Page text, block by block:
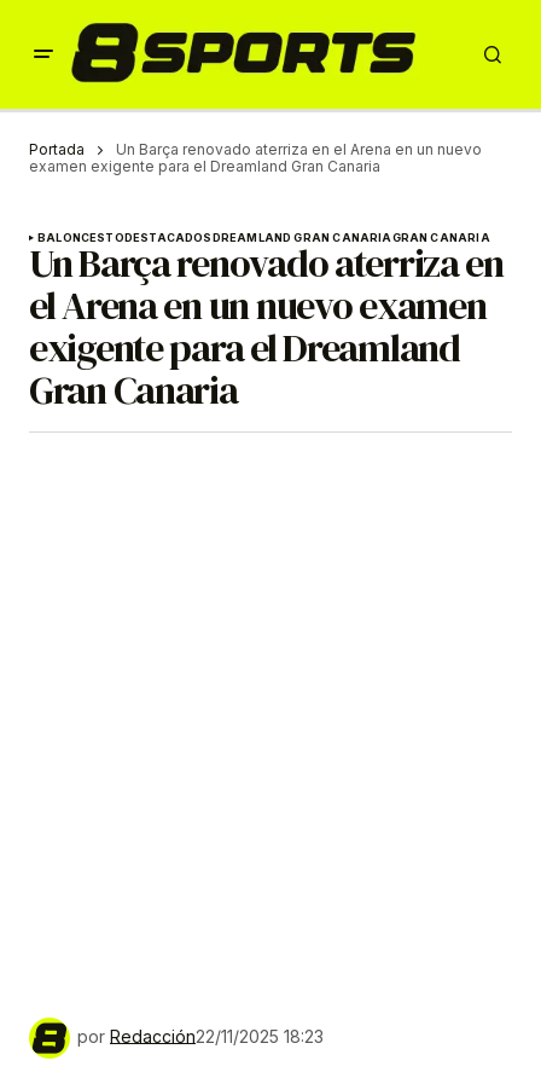
Portada
Un Barça renovado aterriza en el Arena en un nuevo
examen exigente para el Dreamland Gran Canaria
BALONCESTODESTACADOSDREAMLAND GRAN CANARIAGRAN CANARIA
Un Barça renovado aterriza en
el Arena en un nuevo examen
exigente para el Dreamland
Gran Canaria
por Redacción22/11/2025 18:23